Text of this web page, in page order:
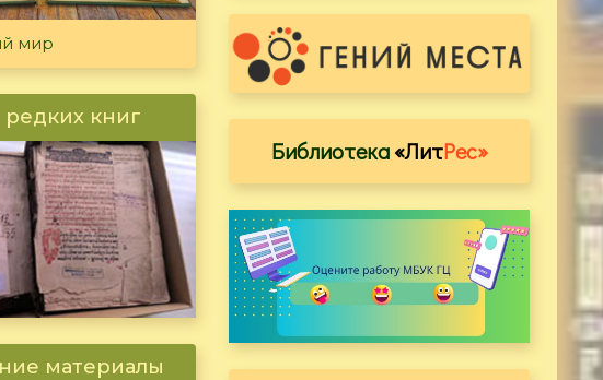
мир
книг
материалы
Библиотека«ЛитРес»